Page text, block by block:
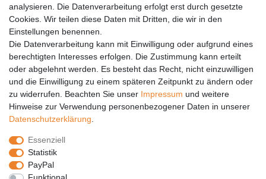
Vertrag widerrufen
PARTNER
DHL
GLS
PaketPLUS
SPONSORING
Malchower SV 90
Malchower Wölfe
analysieren. Die Datenverarbeitung erfolgt erst durch gesetzte
Cookies. Wir teilen diese Daten mit Dritten, die wir in den
Einstellungen benennen.
Die Datenverarbeitung kann mit Einwilligung oder aufgrund eines
berechtigten Interesses erfolgen. Die Zustimmung kann erteilt
oder abgelehnt werden. Es besteht das Recht, nicht einzuwilligen
und die Einwilligung zu einem späteren Zeitpunkt zu ändern oder
zu widerrufen. Beachten Sie unser Impressum und weitere
Hinweise zur Verwendung personenbezogener Daten in unserer
Daten­schutz­erklärung
Essenziell
Statistik
PayPal